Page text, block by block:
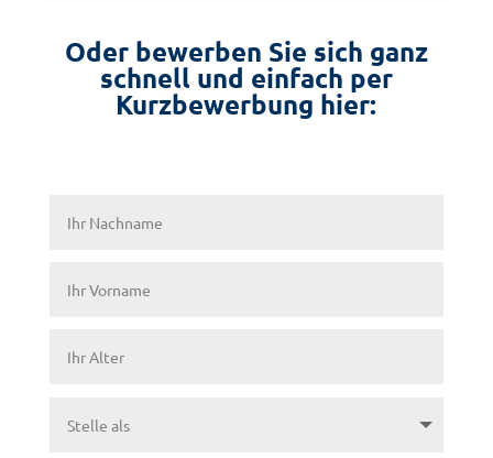
Oder bewerben Sie sich ganz
schnell und einfach per
Kurzbewerbung hier: